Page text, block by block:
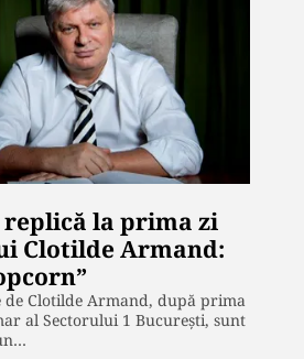
la prima zi
Clotilde Armand:
de Clotilde Armand, după prima
al Sectorului 1 București, sunt